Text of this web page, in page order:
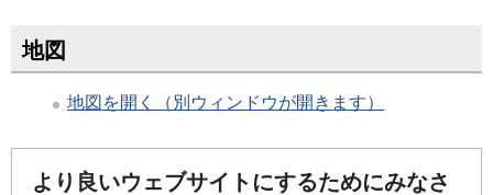
地図
地図を開く（別ウィンドウが開きます）
より良いウェブサイトにするためにみなさ